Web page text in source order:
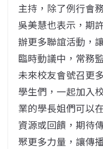
主持，除了例行會
吳美慧也表示，期
辦更多聯誼活動，
臨時動議中，常務
未來校友會號召更
學生們，一起加入
業的學長姐們可以
資源或回饋，期待
聚更多力量，讓傳